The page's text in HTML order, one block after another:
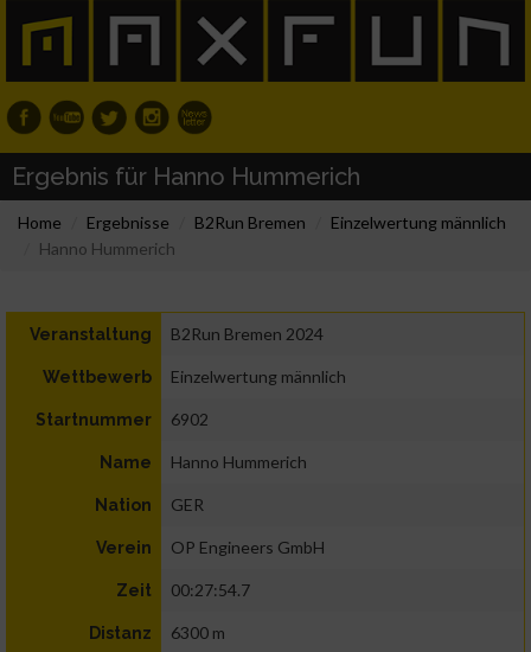
Ergebnis für Hanno Hummerich
Home Ergebnisse B2Run Bremen
Einzelwertung männlich
Hanno Hummerich
Veranstaltung B2Run Bremen 2024
Wettbewerb Einzelwertung männlich
Startnummer 6902
Name Hanno Hummerich
Nation GER
Verein OP Engineers GmbH
Zeit 00:27:54.7
Distanz 6300 m